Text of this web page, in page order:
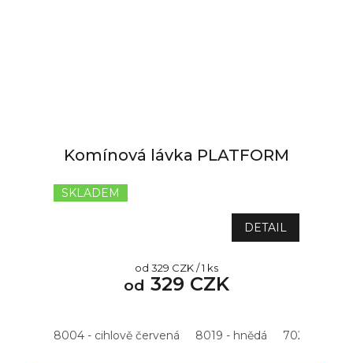
Komínová lávka PLATFORM
hodnocení
z
5
SKLADEM
od 329 CZK
Měrná
cena:
od 329 CZK / 1 ks
DETAIL
8004 - cihlově červená 8019 - hnědá 7021 -